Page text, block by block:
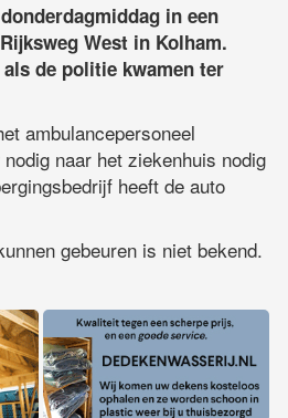
in een
West in Kolham.
de politie kwamen ter
ambulancepersoneel
naar het ziekenhuis nodig
heeft de auto
gebeuren is niet bekend.